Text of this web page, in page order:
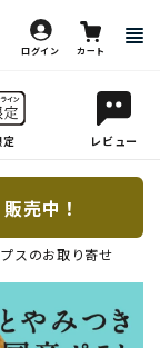
ログイン カート
定 レビュー
販売中！
スのお取り寄せ